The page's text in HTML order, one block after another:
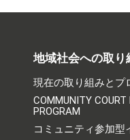
地域社会への取り
現在の取り組みとプ
COMMUNITY COURT
PROGRAM
コミュニティ参加型